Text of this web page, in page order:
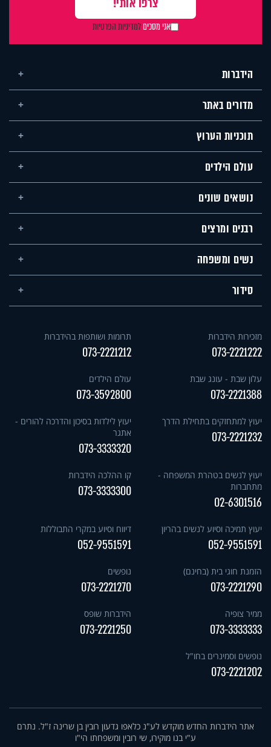
אני מסכיםלמדיניות הפרטיות
הידברות
מדורים באתר
תוכניות הערוץ
עולם הילדים
נושאים שונים
רבנים ומרצים
נשים ומשפחה
סידור
מזכירות הידברות
073-2221222
תרומות ושותפות בהידברות
073-2221212
עלון שבת - עונג שבת
073-2221388
עולם הילדים
073-3592800
יעוץ למתחזקים בתחילת הדרך
073-2221232
יעוץ לילדות בסיכון והדרכה להורים -
אתגר
073-3333320
יעוץ לנשים בטהרת המשפחה -
מתחברות
02-6301516
קו ההלכה הידברות
073-3333300
יעוץ תמיכה וסיוע לנשים בהריון
052-9551591
דיווח וסיוע במקרי התבוללות
052-9551591
הזמנת חוגי בית (בחינם)
073-2221290
נופשים
073-2221270
ממיר צופיה
073-3333333
הידברות שופס
073-2221250
נופשים וסמינרים בחו"ל
073-2221202
אתר הידברות החדש מוקדש לע"נ כלאפו גדעון רובין בן שרינה ז"ל. נתרם
ע"י בנו מוקירו, שי רובין ומשפחתו הי"ו